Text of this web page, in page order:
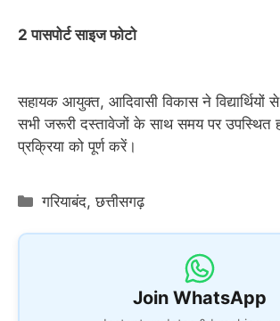
2 पासपोर्ट साइज फोटो
सहायक आयुक्त, आदिवासी विकास ने विद्यार्थियों
सभी जरूरी दस्तावेजों के साथ समय पर उपस्थित
प्रक्रिया को पूर्ण करें।
Categories
गरियाबंद,छत्तीसगढ़
Join WhatsApp